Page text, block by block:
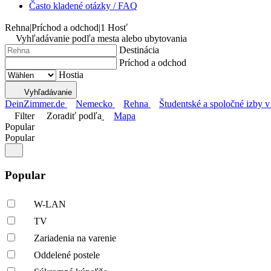
Často kladené otázky / FAQ
Rehna|Príchod a odchod|1 Hosť
Vyhľadávanie podľa mesta alebo ubytovania
Destinácia
Príchod a odchod
Hostia
Vyhľadávanie
DeinZimmer.de Nemecko Rehna
Študentské a spoločné izby
Filter
Zoradiť podľa
Mapa
Popular
Popular
Popular
W-LAN
TV
Zariadenia na varenie
Oddelené postele